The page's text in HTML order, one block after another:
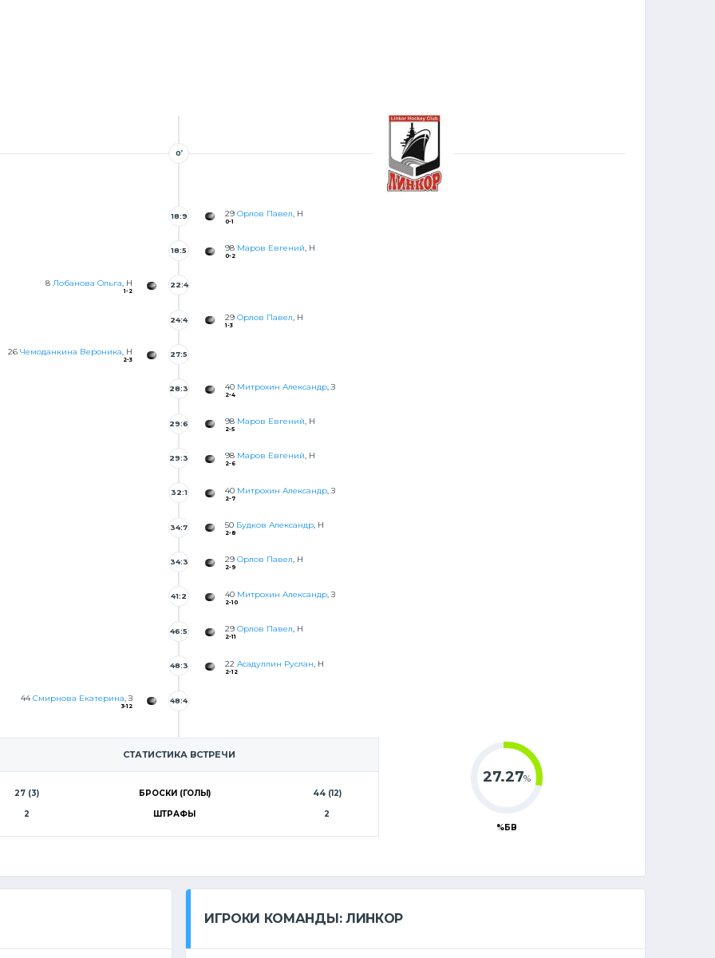
0’
29 Орлов Павел, Н
0-1
18:9
98 Маров Евгений, Н
0-2
18:5
8 Лобанова Ольга, Н
1-2
22:4
29 Орлов Павел, Н
1-3
24:4
26 Чемоданкина Вероника, Н
2-3
27:5
40 Митрохин Александр, З
2-4
28:3
98 Маров Евгений, Н
2-5
29:6
98 Маров Евгений, Н
2-6
29:3
40 Митрохин Александр, З
2-7
32:1
50 Будков Александр, Н
2-8
34:7
29 Орлов Павел, Н
2-9
34:3
40 Митрохин Александр, З
2-10
41:2
29 Орлов Павел, Н
2-11
46:5
22 Асадуллин Руслан , Н
2-12
48:3
44Смирнова Екатерина, З
3-12
48:4
СТАТИСТИКА ВСТРЕЧИ
27 (3) БРОСКИ (ГОЛЫ)
44 (12)
2
ШТРАФЫ 2
27.27%
%БВ
ИГРОКИ КОМАНДЫ: ЛИНКОР